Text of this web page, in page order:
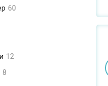
60
12
8